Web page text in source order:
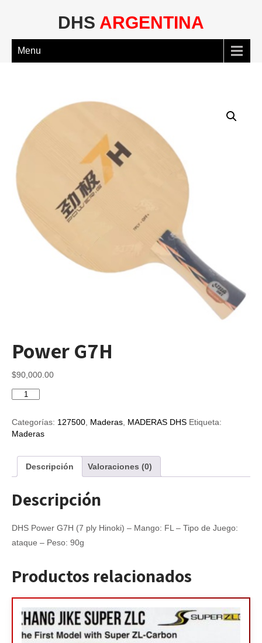
DHS ARGENTINA
Menu
Power G7H
$90,000.00
Power
Categorías: 127500 Maderas MADERAS DHS Etiqueta:
Maderas
Descripción Valoraciones (0)
Descripción
DHS Power G7H (7 ply Hinoki) – Mango: FL – Tipo de Juego:
ataque – Peso: 90g
Productos relacionados